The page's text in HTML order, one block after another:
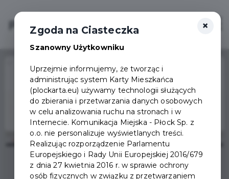
Login/Rejestracja
Wydarzenie już się
zakończyło
×
Zgoda na Ciasteczka
Szanowny Użytkowniku
Uprzejmie informujemy, że tworząc i
administrując system Karty Mieszkańca
(plockarta.eu) używamy technologii służących
do zbierania i przetwarzania danych osobowych
w celu analizowania ruchu na stronach i w
Internecie. Komunikacja Miejska - Płock Sp. z
o.o. nie personalizuje wyświetlanych treści.
Realizując rozporządzenie Parlamentu
Europejskiego i Rady Unii Europejskiej 2016/679
z dnia 27 kwietnia 2016 r. w sprawie ochrony
osób fizycznych w związku z przetwarzaniem